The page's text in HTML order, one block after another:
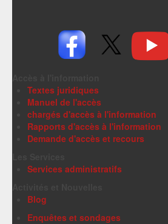
Textes juridiques
Manuel de l'accès
chargés d'accès à l'information
Rapports d'accès à l'information
Demande d'accès et recours
Services administratifs
Blog
Enquêtes et sondages